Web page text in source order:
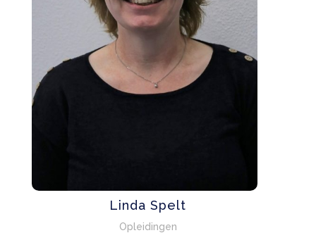
Linda Spelt
Opleidingen